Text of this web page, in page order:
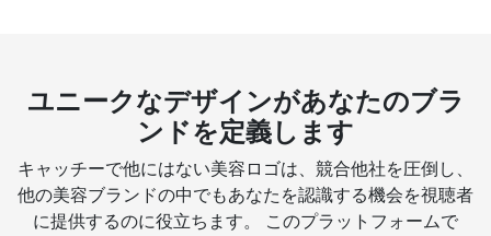
ユニークなデザインがあなたのブラ
ンドを定義します
キャッチーで他にはない美容ロゴは、競合他社を圧倒し、
他の美容ブランドの中でもあなたを認識する機会を視聴者
に提供するのに役立ちます。 このプラットフォームで